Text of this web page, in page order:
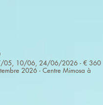
05, 10/06, 24/06/2026 - € 360
2026 - Centre Mimosa à